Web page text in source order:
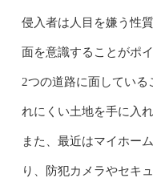
侵入者は人目を嫌う性
面を意識することがポイ
2つの道路に面している
れにくい土地を手に入
また、最近はマイホー
り、防犯カメラやセキ